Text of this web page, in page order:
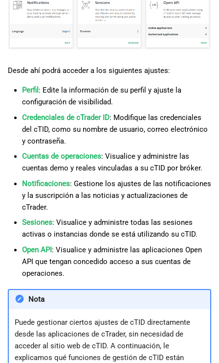
Polski
d
Desde ahí podrá acceder a los siguientes ajustes:
Perfil : Edite la información de su perfil y ajuste la
configuración de visibilidad.
Credenciales de cTrader ID: Modifique las credenciales
del cTID, como su nombre de usuario, correo electrónico
y contraseña.
Cuentas de operaciones: Visualice y administre las
cuentas demo y reales vinculadas a su cTID por bróker.
Notificaciones: Gestione los ajustes de las notificaciones
y la suscripción a las noticias y actualizaciones de
cTrader.
Sesiones: Visualice y administre todas las sesiones
activas o instancias donde se está utilizando su cTID.
Open API: Visualice y administre las aplicaciones Open
API que tengan concedido acceso a sus cuentas de
operaciones.
Nota
Puede gestionar ciertos ajustes de cTID directamente
desde las aplicaciones de cTrader, sin necesidad de
acceder al sitio web de cTID. A continuación, le
explicamos qué funciones de gestión de cTID están